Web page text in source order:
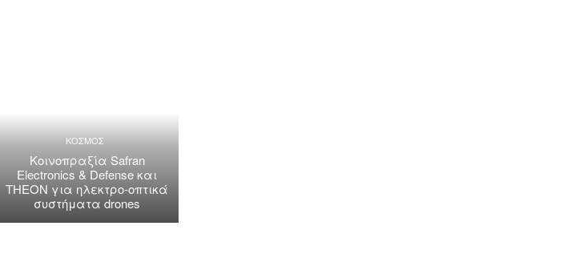
ΚΟΣΜΟΣ
Κοινοπραξία Safran
Electronics & Defense και
THEON για ηλεκτρο-οπτικά
συστήματα drones